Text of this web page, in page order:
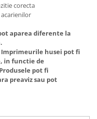
corecta
aparea diferente la
husei pot fi
in functie de
pot fi
preaviz sau pot